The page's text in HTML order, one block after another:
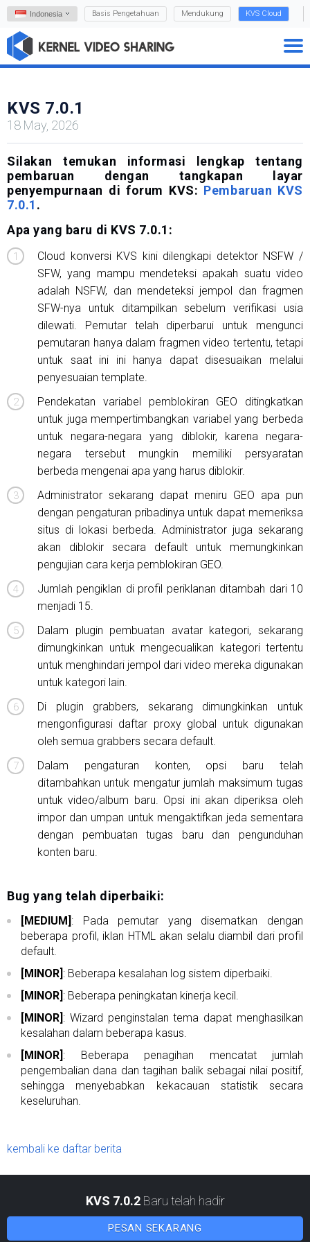
Indonesia Basis Pengetahuan Mendukung KVS Cloud
KVS 7.0.1
18 May, 2026
Silakan temukan informasi lengkap tentang
pembaruan dengan tangkapan layar
penyempurnaan di forum KVS: Pembaruan KVS
7.0.1 .
Apa yang baru di KVS 7.0.1:
Cloud konversi KVS kini dilengkapi detektor NSFW /
SFW, yang mampu mendeteksi apakah suatu video
adalah NSFW, dan mendeteksi jempol dan fragmen
SFW-nya untuk ditampilkan sebelum verifikasi usia
dilewati. Pemutar telah diperbarui untuk mengunci
pemutaran hanya dalam fragmen video tertentu, tetapi
untuk saat ini ini hanya dapat disesuaikan melalui
penyesuaian template.
Pendekatan variabel pemblokiran GEO ditingkatkan
untuk juga mempertimbangkan variabel yang berbeda
untuk negara-negara yang diblokir, karena negara-
negara tersebut mungkin memiliki persyaratan
berbeda mengenai apa yang harus diblokir.
Administrator sekarang dapat meniru GEO apa pun
dengan pengaturan pribadinya untuk dapat memeriksa
situs di lokasi berbeda. Administrator juga sekarang
akan diblokir secara default untuk memungkinkan
pengujian cara kerja pemblokiran GEO.
Jumlah pengiklan di profil periklanan ditambah dari 10
menjadi 15.
Dalam plugin pembuatan avatar kategori, sekarang
dimungkinkan untuk mengecualikan kategori tertentu
untuk menghindari jempol dari video mereka digunakan
untuk kategori lain.
Di plugin grabbers, sekarang dimungkinkan untuk
mengonfigurasi daftar proxy global untuk digunakan
oleh semua grabbers secara default.
Dalam pengaturan konten, opsi baru telah
ditambahkan untuk mengatur jumlah maksimum tugas
untuk video/album baru. Opsi ini akan diperiksa oleh
impor dan umpan untuk mengaktifkan jeda sementara
dengan pembuatan tugas baru dan pengunduhan
konten baru.
Bug yang telah diperbaiki:
[MEDIUM] : Pada pemutar yang disematkan dengan
beberapa profil, iklan HTML akan selalu diambil dari profil
default.
[MINOR] : Beberapa kesalahan log sistem diperbaiki.
[MINOR] : Beberapa peningkatan kinerja kecil.
[MINOR] : Wizard penginstalan tema dapat menghasilkan
kesalahan dalam beberapa kasus.
[MINOR] : Beberapa penagihan mencatat jumlah
pengembalian dana dan tagihan balik sebagai nilai positif,
sehingga menyebabkan kekacauan statistik secara
keseluruhan.
kembali ke daftar berita
KVS 7.0.2Baru telah hadir
PESAN SEKARANG